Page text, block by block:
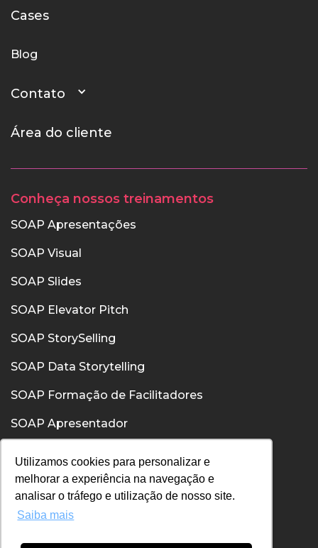
Utilizamos cookies para personalizar e
melhorar a experiência na navegação e
analisar o tráfego e utilização de nosso site.
Saiba mais
Cases
Blog
Contato
Área do cliente
Conheça nossos treinamentos
SOAP Apresentações
SOAP Visual
SOAP Slides
SOAP Elevator Pitch
SOAP StorySelling
SOAP Data Storytelling
SOAP Formação de Facilitadores
SOAP Apresentador
SOAP Comunicação Interpessoal